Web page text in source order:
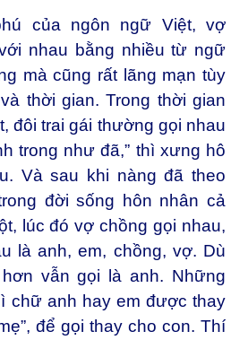
của ngôn ngữ Việt, vợ
nhau bằng nhiều từ ngữ
mà cũng rất lãng mạn tùy
thời gian. Trong thời gian
đôi trai gái thường gọi nhau
trong như đã,” thì xưng hô
Và sau khi nàng đã theo
đời sống hôn nhân cả
lúc đó vợ chồng gọi nhau,
là anh, em, chồng, vợ. Dù
vẫn gọi là anh. Những
chữ anh hay em được thay
để gọi thay cho con. Thí